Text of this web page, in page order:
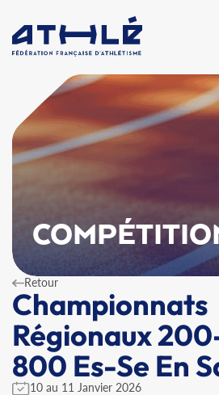
Retour
Championnats
Régionaux
800 Es-Se En
10 au 11 Janvier 2026